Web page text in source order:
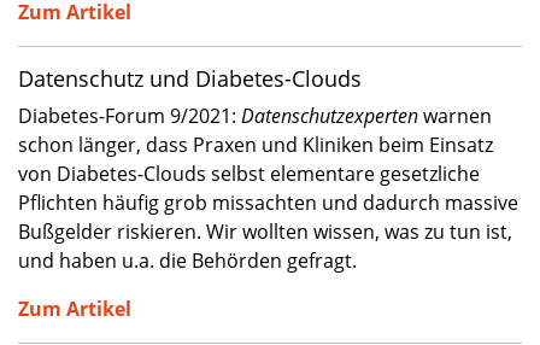
Zum Artikel
Datenschutz und Diabetes-Clouds
Diabetes-Forum 9/2021: Datenschutzexpertenwarnen
schon länger, dass Praxen und Kliniken beim Einsatz
von Diabetes-Clouds selbst elementare gesetzliche
Pflichten häufig grob missachten und dadurch massive
Bußgelder riskieren. Wir wollten wissen, was zu tun ist,
und haben u.a. die Behörden gefragt.
Zum Artikel